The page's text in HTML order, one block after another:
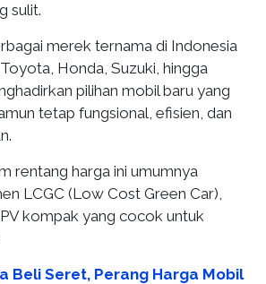
sulit.
merek ternama di Indonesia
Honda, Suzuki, hingga
pilihan mobil baru yang
tetap fungsional, efisien, dan
rentang harga ini umumnya
LCGC (Low Cost Green Car),
kompak yang cocok untuk
Beli Seret, Perang Harga Mobil